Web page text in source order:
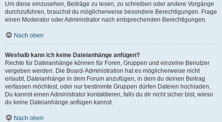
Um diese einzusehen, Beiträge zu lesen, zu schreiben oder andere Vorgänge
durchzuführen, brauchst du möglicherweise besondere Berechtigungen. Frage
einen Moderator oder Administrator nach entsprechenden Berechtigungen.
Nach oben
Weshalb kann ich keine Dateianhänge anfügen?
Rechte für Dateianhänge können für Foren, Gruppen und einzelne Benutzer
vergeben werden. Die Board-Administration hat es möglicherweise nicht
erlaubt, Dateianhänge in dem Forum anzufügen, in dem du deinen Beitrag
verfassen möchtest, oder nur bestimmte Gruppen dürfen Dateien hochladen.
Du kannst einen Administrator kontaktieren, falls du dir nicht sicher bist, wieso
du keine Dateianhänge anfügen kannst.
Nach oben